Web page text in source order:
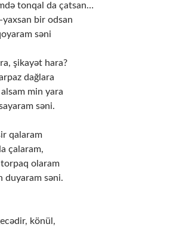
tonqal da çatsan…
yaxsan bir odsan
səni
şikayət hara?
dağlara
alsam min yara
səni.
qalaram
çalaram,
olaram
duyaram səni.
könül,